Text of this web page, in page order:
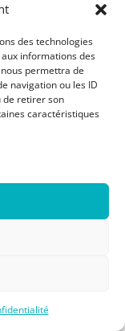
des technologies
informations des
permettra de
navigation ou les ID
de retirer son
caractéristiques
bien-être à
«
Reboot ».
la science et
vers une
d’expériences